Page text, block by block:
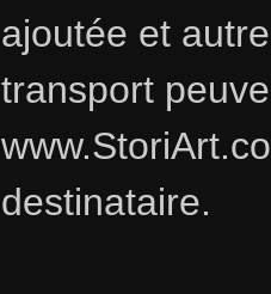
ajoutée et
transport
destinataire.